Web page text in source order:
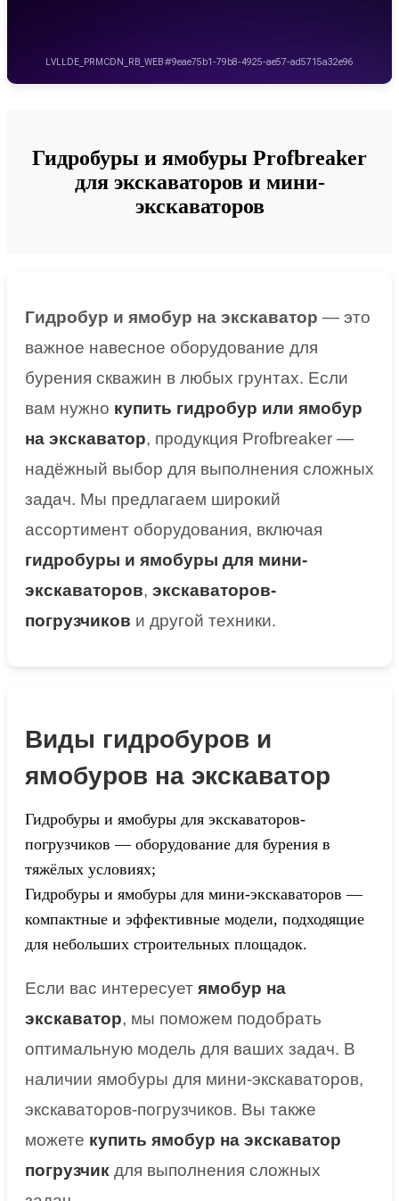
Гидробуры и ямобуры Profbreaker
для экскаваторов и мини-
экскаваторов
Гидробур и ямобур на экскаватор — это
важное навесное оборудование для
бурения скважин в любых грунтах. Если
вам нужно купить гидробур или ямобур
на экскаватор, продукция Profbreaker —
надёжный выбор для выполнения сложных
задач. Мы предлагаем широкий
ассортимент оборудования, включая
гидробуры и ямобуры для мини-
экскаваторов, экскаваторов-
погрузчиков и другой техники.
Виды гидробуров и
ямобуров на экскаватор
Гидробуры и ямобуры для экскаваторов-
погрузчиков — оборудование для бурения в
тяжёлых условиях;
Гидробуры и ямобуры для мини-экскаваторов —
компактные и эффективные модели, подходящие
для небольших строительных площадок.
Если вас интересует ямобур на
экскаватор, мы поможем подобрать
оптимальную модель для ваших задач. В
наличии ямобуры для мини-экскаваторов,
экскаваторов-погрузчиков. Вы также
можете купить ямобур на экскаватор
погрузчик для выполнения сложных